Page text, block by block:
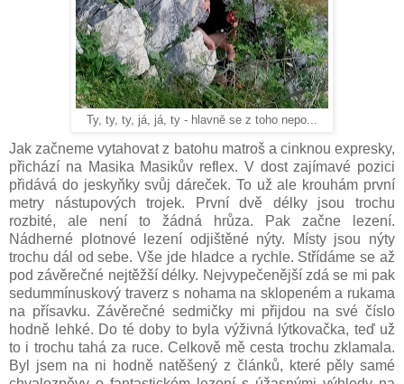
Ty, ty, ty, já, já, ty - hlavně se z toho nepo...
Jak začneme vytahovat z batohu matroš a cinknou expresky,
přichází na Masika Masikův reflex. V dost zajímavé pozici
přidává do jeskyňky svůj dáreček. To už ale krouhám první
metry nástupových trojek. První dvě délky jsou trochu
rozbité, ale není to žádná hrůza. Pak začne lezení.
Nádherné plotnové lezení odjištěné nýty. Místy jsou nýty
trochu dál od sebe. Vše jde hladce a rychle. Střídáme se až
pod závěrečné nejtěžší délky. Nejvypečenější zdá se mi pak
sedummínuskový traverz s nohama na sklopeném a rukama
na přísavku. Závěrečné sedmičky mi přijdou na své číslo
hodně lehké. Do té doby to byla výživná lýtkovačka, teď už
to i trochu tahá za ruce. Celkově mě cesta trochu zklamala.
Byl jsem na ni hodně natěšený z článků, které pěly samé